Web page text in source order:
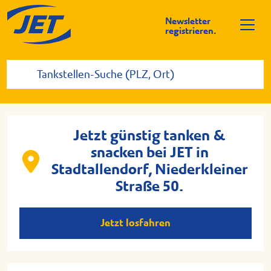
Newsletter
registrieren.
Jetzt günstig tanken &
snacken bei JET in
Stadtallendorf, Niederkleiner
Straße 50.
Jetzt losfahren